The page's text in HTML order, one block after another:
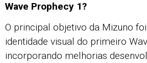
Wave Prophecy 1?
O principal objetivo da Mizuno
identidade visual do primeiro
incorporando melhorias